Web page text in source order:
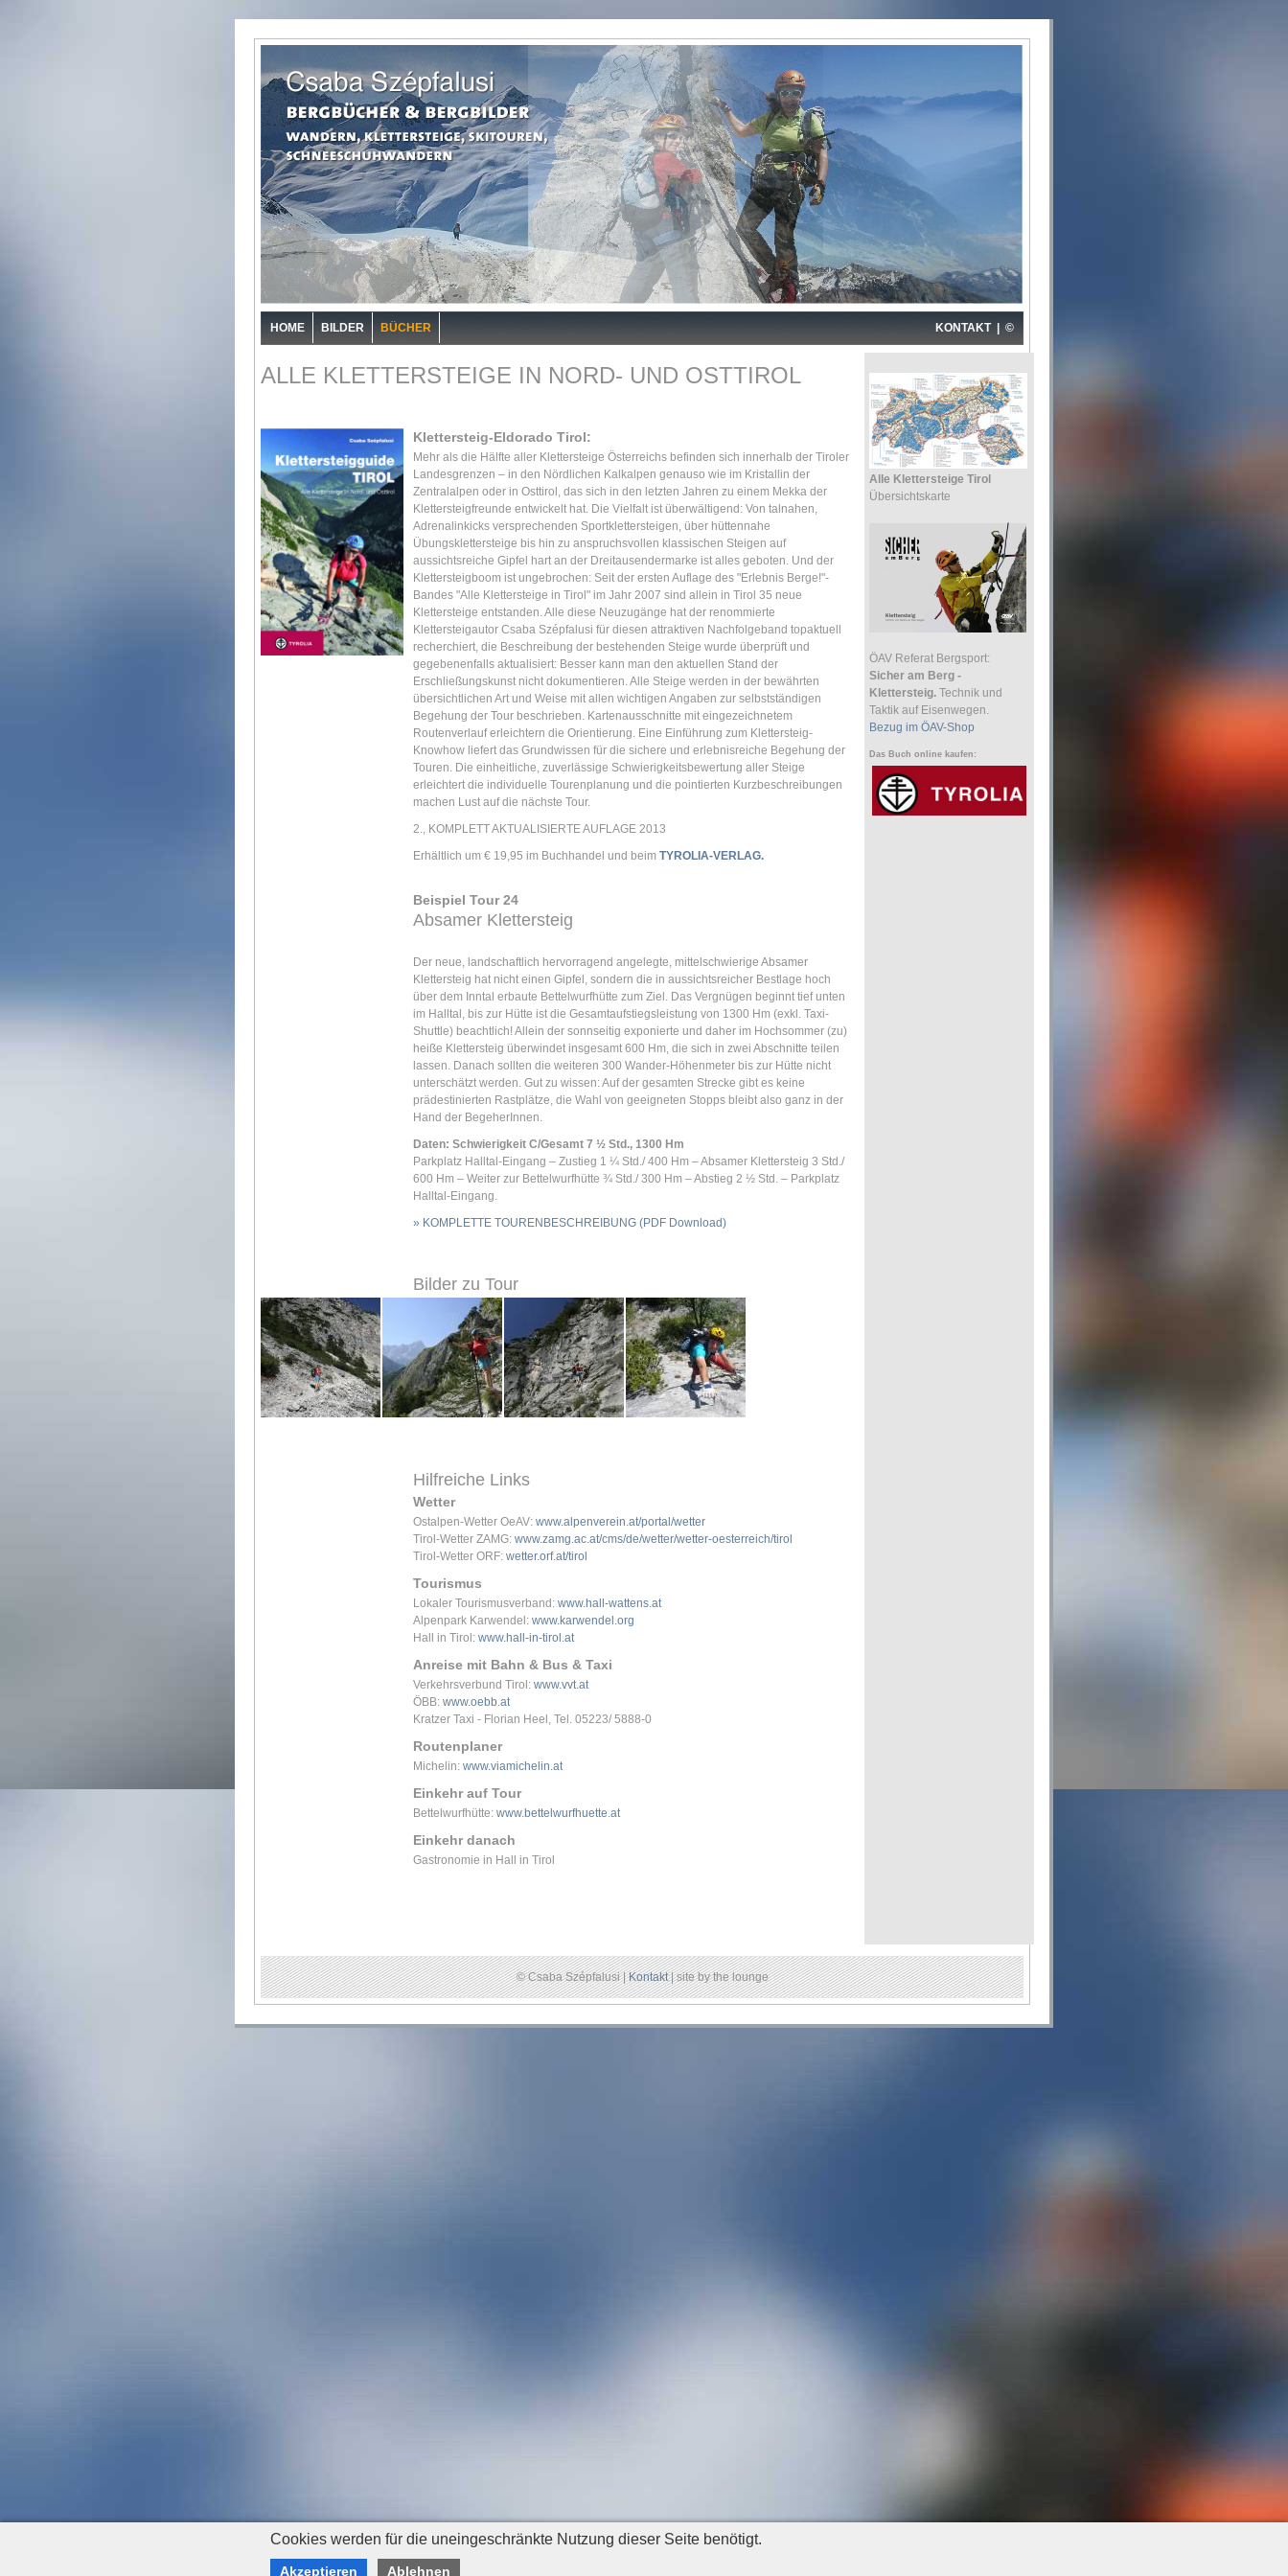
HOME BILDER BÜCHER KONTAKT| ©
ALLE KLETTERSTEIGE IN NORD- UND OSTTIROL
Klettersteig-Eldorado Tirol:
Mehr als die Hälfte aller Klettersteige Österreichs befinden sich innerhalb der Tiroler
Landesgrenzen – in den Nördlichen Kalkalpen genauso wie im Kristallin der
Zentralalpen oder in Osttirol, das sich in den letzten Jahren zu einem Mekka der
Klettersteigfreunde entwickelt hat. Die Vielfalt ist überwältigend: Von talnahen,
Adrenalinkicks versprechenden Sportklettersteigen, über hüttennahe
Übungsklettersteige bis hin zu anspruchsvollen klassischen Steigen auf
aussichtsreiche Gipfel hart an der Dreitausendermarke ist alles geboten. Und der
Klettersteigboom ist ungebrochen: Seit der ersten Auflage des "Erlebnis Berge!"-
Bandes "Alle Klettersteige in Tirol" im Jahr 2007 sind allein in Tirol 35 neue
Klettersteige entstanden. Alle diese Neuzugänge hat der renommierte
Klettersteigautor Csaba Szépfalusi für diesen attraktiven Nachfolgeband topaktuell
recherchiert, die Beschreibung der bestehenden Steige wurde überprüft und
gegebenenfalls aktualisiert: Besser kann man den aktuellen Stand der
Erschließungskunst nicht dokumentieren. Alle Steige werden in der bewährten
übersichtlichen Art und Weise mit allen wichtigen Angaben zur selbstständigen
Begehung der Tour beschrieben. Kartenausschnitte mit eingezeichnetem
Routenverlauf erleichtern die Orientierung. Eine Einführung zum Klettersteig-
Knowhow liefert das Grundwissen für die sichere und erlebnisreiche Begehung der
Touren. Die einheitliche, zuverlässige Schwierigkeitsbewertung aller Steige
erleichtert die individuelle Tourenplanung und die pointierten Kurzbeschreibungen
machen Lust auf die nächste Tour.
2., KOMPLETT AKTUALISIERTE AUFLAGE 2013
Erhältlich um € 19,95 im Buchhandel und beim TYROLIA-VERLAG.
Beispiel Tour 24
Absamer Klettersteig
Der neue, landschaftlich hervorragend angelegte, mittelschwierige Absamer
Klettersteig hat nicht einen Gipfel, sondern die in aussichtsreicher Bestlage hoch
über dem Inntal erbaute Bettelwurfhütte zum Ziel. Das Vergnügen beginnt tief unten
im Halltal, bis zur Hütte ist die Gesamtaufstiegsleistung von 1300 Hm (exkl. Taxi-
Shuttle) beachtlich! Allein der sonnseitig exponierte und daher im Hochsommer (zu)
heiße Klettersteig überwindet insgesamt 600 Hm, die sich in zwei Abschnitte teilen
lassen. Danach sollten die weiteren 300 Wander-Höhenmeter bis zur Hütte nicht
unterschätzt werden. Gut zu wissen: Auf der gesamten Strecke gibt es keine
prädestinierten Rastplätze, die Wahl von geeigneten Stopps bleibt also ganz in der
Hand der BegeherInnen.
Daten: Schwierigkeit C/Gesamt 7 ½ Std., 1300 Hm
Parkplatz Halltal-Eingang – Zustieg 1 ¼ Std./ 400 Hm – Absamer Klettersteig 3 Std./
600 Hm – Weiter zur Bettelwurfhütte ¾ Std./ 300 Hm – Abstieg 2 ½ Std. – Parkplatz
Halltal-Eingang.
» KOMPLETTE TOURENBESCHREIBUNG (PDF Download)
Bilder zu Tour
Hilfreiche Links
Wetter
Ostalpen-Wetter OeAV: www.alpenverein.at/portal/wetter
Tirol-Wetter ZAMG: www.zamg.ac.at/cms/de/wetter/wetter-oesterreich/tirol
Tirol-Wetter ORF: wetter.orf.at/tirol
Tourismus
Lokaler Tourismusverband: www.hall-wattens.at
Alpenpark Karwendel: www.karwendel.org
Hall in Tirol: www.hall-in-tirol.at
Anreise mit Bahn & Bus & Taxi
Verkehrsverbund Tirol: www.vvt.at
ÖBB: www.oebb.at
Kratzer Taxi - Florian Heel, Tel. 05223/ 5888-0
Routenplaner
Michelin: www.viamichelin.at
Einkehr auf Tour
Bettelwurfhütte: www.bettelwurfhuette.at
Einkehr danach
Gastronomie in Hall in Tirol
Alle Klettersteige Tirol
Übersichtskarte
ÖAV Referat Bergsport:
Sicher am Berg -
Klettersteig. Technik und
Taktik auf Eisenwegen.
Bezug im ÖAV-Shop
Das Buch online kaufen:
© Csaba Szépfalusi |Kontakt| site by the lounge
Cookies werden für die uneingeschränkte Nutzung dieser Seite benötigt.
Akzeptieren Ablehnen